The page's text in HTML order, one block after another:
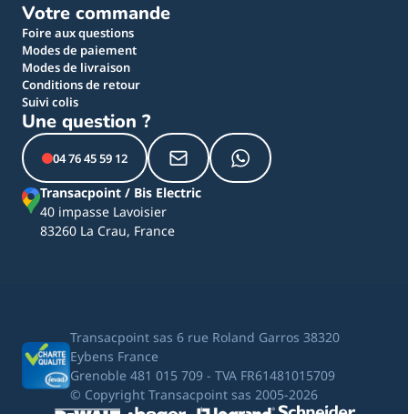
Votre commande
Foire aux questions
Modes de paiement
Modes de livraison
Conditions de retour
Suivi colis
Une question ?
04 76 45 59 12
Transacpoint / Bis Electric
40 impasse Lavoisier
83260 La Crau, France
Transacpoint sas 6 rue Roland Garros 38320
Eybens France
Grenoble 481 015 709 - TVA FR61481015709
© Copyright Transacpoint sas 2005-2026